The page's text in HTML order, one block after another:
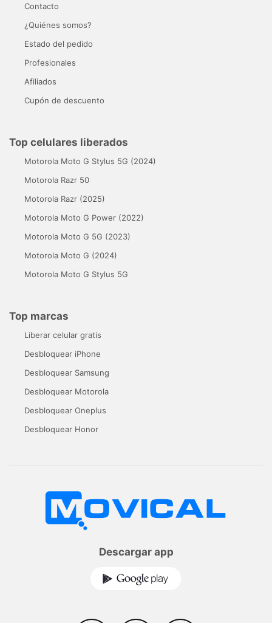
Contacto
¿Quiénes somos?
Estado del pedido
Profesionales
Afiliados
Cupón de descuento
Top celulares liberados
Motorola Moto G Stylus 5G (2024)
Motorola Razr 50
Motorola Razr (2025)
Motorola Moto G Power (2022)
Motorola Moto G 5G (2023)
Motorola Moto G (2024)
Motorola Moto G Stylus 5G
Top marcas
Liberar celular gratis
Desbloquear iPhone
Desbloquear Samsung
Desbloquear Motorola
Desbloquear Oneplus
Desbloquear Honor
Descargar app